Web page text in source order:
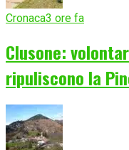
Cronaca3 ore fa
Clusone:
ripuliscono la